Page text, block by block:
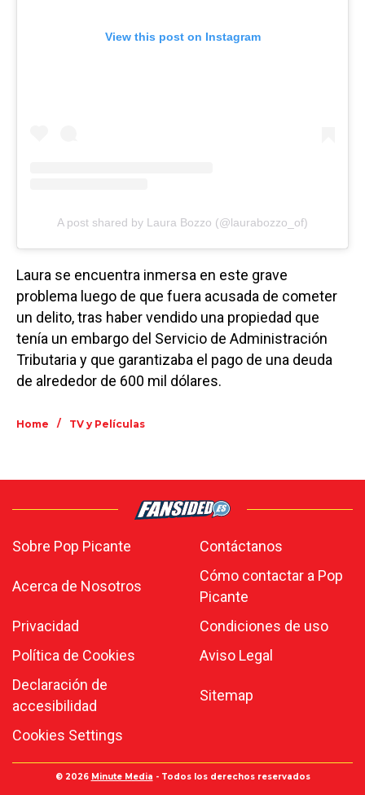
View this post on Instagram
A post shared by Laura Bozzo (@laurabozzo_of)
Laura se encuentra inmersa en este grave
problema luego de que fuera acusada de cometer
un delito, tras haber vendido una propiedad que
tenía un embargo del Servicio de Administración
Tributaria y que garantizaba el pago de una deuda
de alrededor de 600 mil dólares.
Home / TV y Películas
Sobre Pop Picante Contáctanos
Acerca de Nosotros
Cómo contactar a Pop
Picante
Privacidad
Condiciones de uso
Política de Cookies
Aviso Legal
Declaración de
accesibilidad
Sitemap
Cookies Settings
© 2026 Minute Media - Todos los derechos reservados